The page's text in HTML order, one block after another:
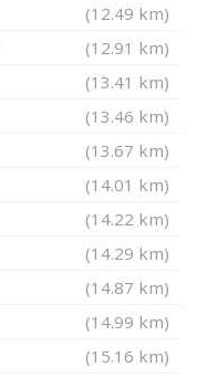
(12.49 km)
(12.91 km)
(13.41 km)
(13.46 km)
(13.67 km)
(14.01 km)
(14.22 km)
(14.29 km)
(14.87 km)
(14.99 km)
(15.16 km)